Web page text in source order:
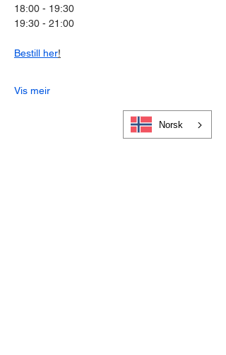
18:00 - 19:30
19:30 - 21:00
Bestill her!
Vis meir
Norsk